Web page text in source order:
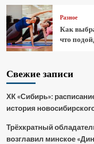
Разное
Как
что
Свежие записи
ХК «Сибирь»:
история
Трёхкратный
возглавил минское